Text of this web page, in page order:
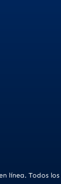
línea. Todos los